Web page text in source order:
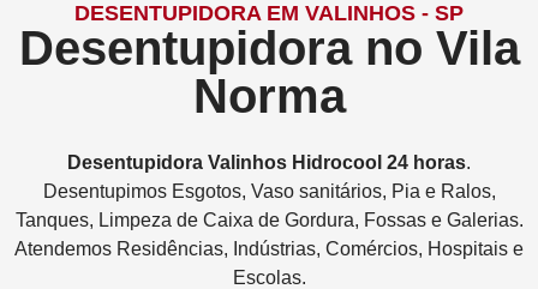
DESENTUPIDORA EM VALINHOS - SP
Desentupidora no Vila
Norma
Desentupidora Valinhos Hidrocool 24 horas.
Desentupimos Esgotos, Vaso sanitários, Pia e Ralos,
Tanques, Limpeza de Caixa de Gordura, Fossas e Galerias.
Atendemos Residências, Indústrias, Comércios, Hospitais e
Escolas.